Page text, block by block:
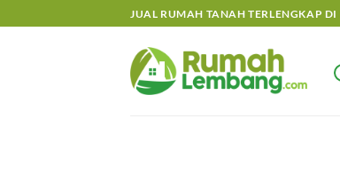
to
JUAL RUMAH TANAH TERLENGKAP DI